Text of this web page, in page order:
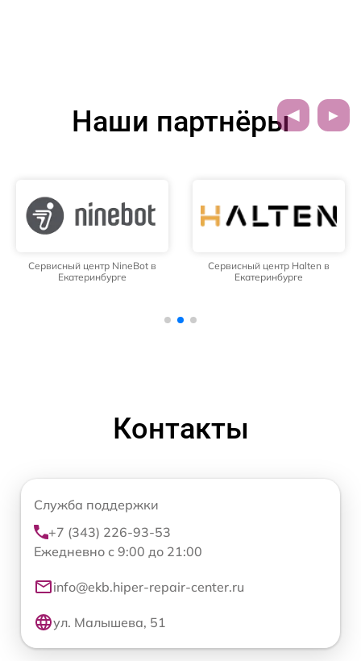
Наши партнёры
Сервисный центр NineBot в
Екатеринбурге
Сервисный центр Halten в
Екатеринбурге
Контакты
Служба поддержки
+7 (343) 226-93-53
Ежедневно с 9:00 до 21:00
info@ekb.hiper-repair-center.ru
ул. Малышева, 51